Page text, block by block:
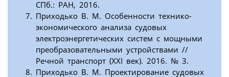
СПб.: РАН, 2016.
Приходько В. М. Особенности технико-
экономического анализа судовых
электроэнергетических систем с мощными
преобразовательными устройствами //
Речной транспорт (XXI век). 2016. № 3.
Приходько В. М. Проектирование судовых